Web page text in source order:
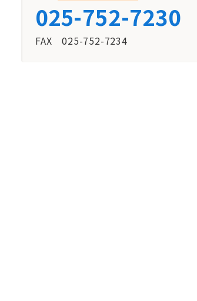
025-752-7230
FAX 025-752-7234